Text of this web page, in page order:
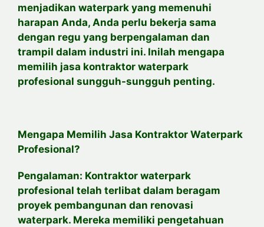
menjadikan waterpark yang memenuhi
harapan Anda, Anda perlu bekerja sama
dengan regu yang berpengalaman dan
trampil dalam industri ini. Inilah mengapa
memilih jasa kontraktor waterpark
profesional sungguh-sungguh penting.
Mengapa Memilih Jasa Kontraktor Waterpark
Profesional?
Pengalaman: Kontraktor waterpark
profesional telah terlibat dalam beragam
proyek pembangunan dan renovasi
waterpark. Mereka memiliki pengetahuan